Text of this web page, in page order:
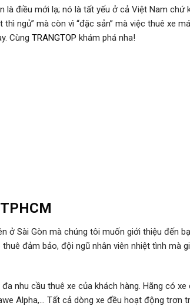
là điều mới lạ; nó là tất yếu ở cả Việt Nam chứ
ngủ” mà còn vì “đặc sản” mà việc thuê xe
Cùng TRANGTOP khám phá nha!
TPHCM
ở Sài Gòn mà chúng tôi muốn giới thiệu đến
đảm bảo, đội ngũ nhân viên nhiệt tình mà
nhu cầu thuê xe của khách hàng. Hãng có xe
Alpha,… Tất cả dòng xe đều hoạt động trơn